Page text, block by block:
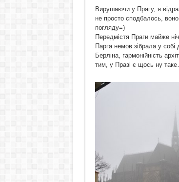
Вирушаючи у Прагу, я
не просто сподбалось,
погляду=)
Передмістя Праги майже
Парга немов зібрала у собі
Берліна, гармонійність
тим, у Празі є щось ну